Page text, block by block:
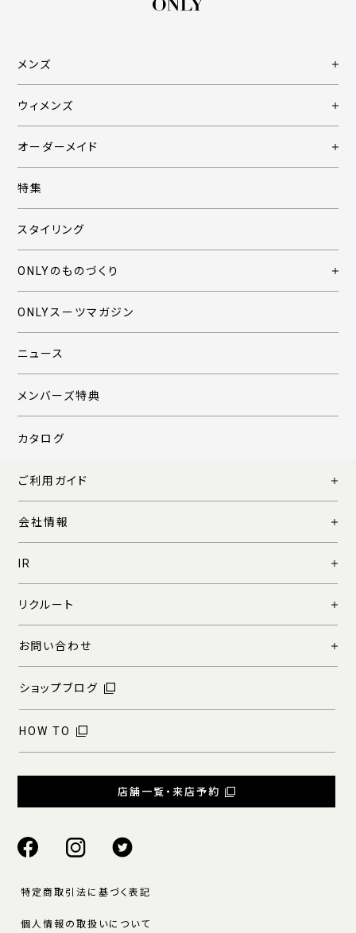
メンズ
ウィメンズ
オーダーメイド
特集
スタイリング
ONLYのものづくり
ONLYスーツマガジン
ニュース
メンバーズ特典
カタログ
ご利用ガイド
会社情報
IR
リクルート
お問い合わせ
ショップブログ
HOW TO
店舗一覧・来店予約
特定商取引法に基づく表記
個人情報の取扱いについて